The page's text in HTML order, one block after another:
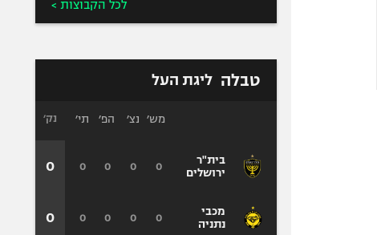
לכל הקבוצות >
טבלה ליגת העל
בית"ר
ירושלים
מכבי
נתניה
מש׳ נצ׳ הפ׳ תי׳
0
0
0
0
0
0
0
0
נק׳
0
0